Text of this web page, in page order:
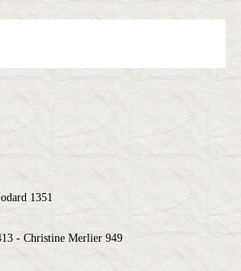
1351
- Christine Merlier 949